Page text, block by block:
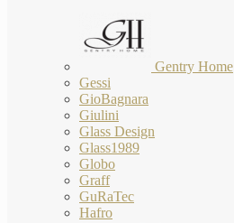
Gentry Home
Gessi
GioBagnara
Giulini
Glass Design
Glass1989
Globo
Graff
GuRaTec
Hafro